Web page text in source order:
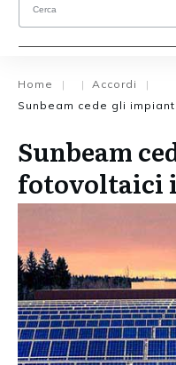
Home | | Accordi
|
Sunbeam
fotovoltaici